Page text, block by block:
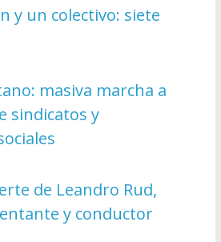
y un colectivo: siete
masiva marcha a
sindicatos y
de Leandro Rud,
y conductor